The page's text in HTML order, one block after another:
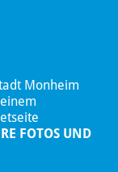
Monheim
FOTOS UND